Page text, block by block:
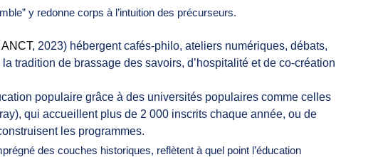
y redonne corps à l’intuition des précurseurs.
ANCT, 2023) hébergent cafés-philo, ateliers numériques, débats,
tradition de brassage des savoirs, d’hospitalité et de co-création
populaire grâce à des universités populaires comme celles
qui accueillent plus de 2 000 inscrits chaque année, ou de
les programmes.
des couches historiques, reflètent à quel point l’éducation